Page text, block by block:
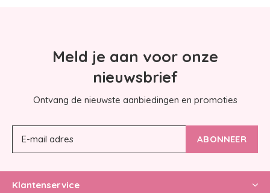
Meld je aan voor onze
nieuwsbrief
Ontvang de nieuwste aanbiedingen en promoties
ABONNEER
Klantenservice